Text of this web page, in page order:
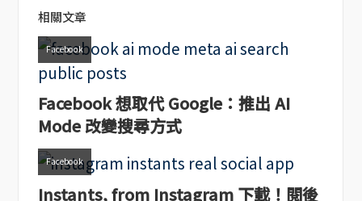
相關文章
Facebook
Facebook 想取代 Google：推出 AI
Mode 改變搜尋方式
Facebook
Instants, from Instagram 下載！閱後